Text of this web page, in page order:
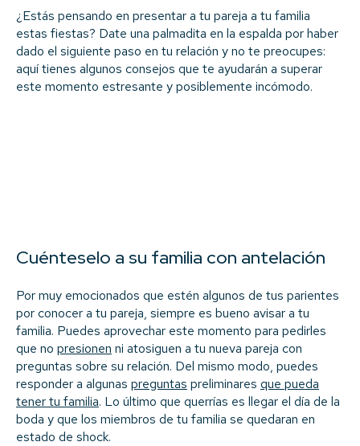
¿Estás pensando en presentar a tu pareja a tu familia
estas fiestas? Date una palmadita en la espalda por haber
dado el siguiente paso en tu relación y no te preocupes:
aquí tienes algunos consejos que te ayudarán a superar
este momento estresante y posiblemente incómodo.
Cuénteselo a su familia con antelación
Por muy emocionados que estén algunos de tus parientes
por conocer a tu pareja, siempre es bueno avisar a tu
familia. Puedes aprovechar este momento para pedirles
que no presionen ni atosiguen a tu nueva pareja con
preguntas sobre su relación. Del mismo modo, puedes
responder a algunas preguntas preliminares que pueda
tener tu familia. Lo último que querrías es llegar el día de la
boda y que los miembros de tu familia se quedaran en
estado de shock.